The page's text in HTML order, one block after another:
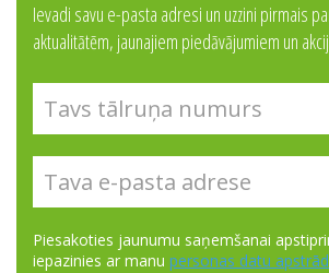
Ievadi savu e-pasta adresi un uzzini pirmais
aktualitātēm, jaunajiem piedāvājumiem un
Piesakoties jaunumu saņemšanai
iepazinies ar manu personas datu